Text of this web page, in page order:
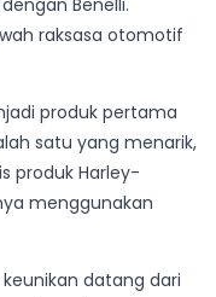
Benelli.
raksasa otomotif
produk pertama
satu yang menarik,
produk Harley-
menggunakan
datang dari